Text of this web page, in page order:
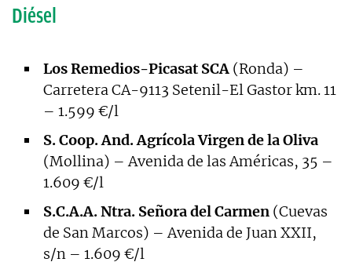
Diésel
Los Remedios-Picasat SCA (Ronda) –
Carretera CA-9113 Setenil-El Gastor km. 11
– 1.599 €/l
S. Coop. And. Agrícola Virgen de la Oliva
(Mollina) – Avenida de las Américas, 35 –
1.609 €/l
S.C.A.A. Ntra. Señora del Carmen (Cuevas
de San Marcos) – Avenida de Juan XXII,
s/n – 1.609 €/l